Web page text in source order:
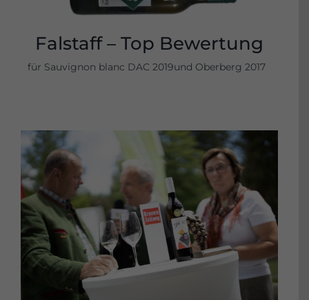
Falstaff – Top Bewertung
für Sauvignon blanc DAC 2019und Oberberg 2017